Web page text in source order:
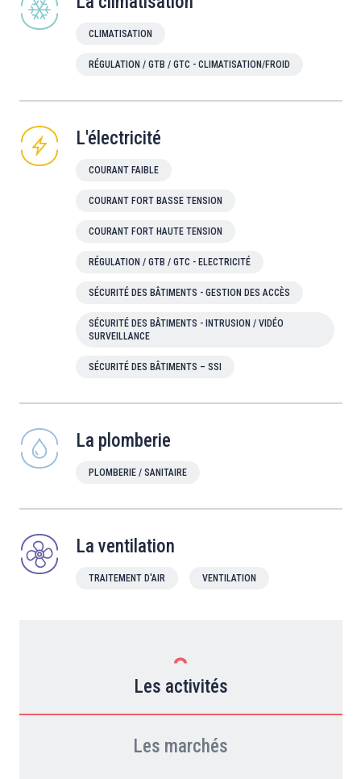
CLIMATISATION
RÉGULATION / GTB / GTC - CLIMATISATION/FROID
L'électricité
COURANT FAIBLE
COURANT FORT BASSE TENSION
COURANT FORT HAUTE TENSION
RÉGULATION / GTB / GTC - ELECTRICITÉ
SÉCURITÉ DES BÂTIMENTS - GESTION DES ACCÈS
SÉCURITÉ DES BÂTIMENTS - INTRUSION / VIDÉO
SURVEILLANCE
SÉCURITÉ DES BÂTIMENTS – SSI
La plomberie
PLOMBERIE / SANITAIRE
La ventilation
TRAITEMENT D'AIR VENTILATION
Les activités
Les marchés